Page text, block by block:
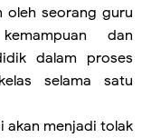
oleh seorang guru
dan
dalam proses
selama satu
akan menjadi tolak